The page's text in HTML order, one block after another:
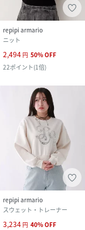
repipi armario
ニット
2,494 円 50%OFF
22ポイント(1倍)
repipi armario
スウェット・トレーナー
3,234 円 40%OFF